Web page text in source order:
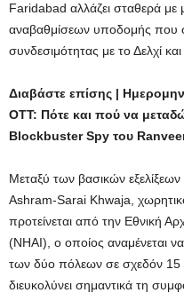
Faridabad αλλάζει σταθερά με
αναβαθμίσεων υποδομής που
συνδεσιμότητας με το Δελχί
Διαβάστε επίσης |
OTT: Πότε και πού να
Blockbuster Spy του
Μεταξύ των βασικών
Ashram-Sarai Khwaja,
προτείνεται από την Εθνική
(NHAI), ο οποίος αναμένεται
των δύο πόλεων σε σχεδόν 15
διευκολύνει σημαντικά τη